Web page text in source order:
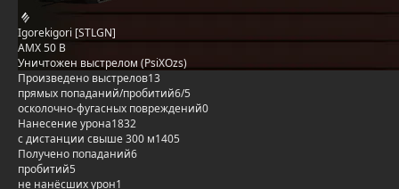
Igorekigori [STLGN]
AMX 50 B
Уничтожен выстрелом (PsiXOzs)
Произведено выстрелов13
прямых попаданий/пробитий6/5
осколочно-фугасных повреждений0
Нанесение урона1832
с дистанции свыше 300 м1405
Получено попаданий6
пробитий5
не нанёсших урон1